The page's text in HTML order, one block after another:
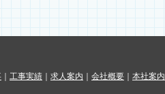
工事実績 求人案内 会社概要 本社案内